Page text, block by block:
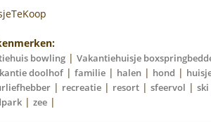
bowling | Vakantiehuisje
doolhof | familie | halen | hond |
| recreatie | resort | sfeervol | ski
| zee |